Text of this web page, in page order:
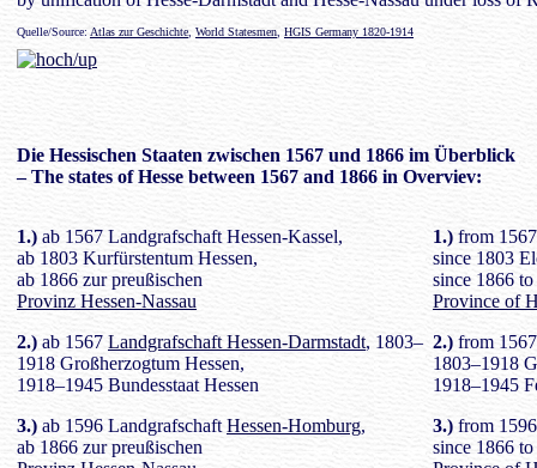
Quelle/Source: Atlas zur Geschichte World Statesmen HGIS Germany 1820-1914
Die Hessischen Staaten zwischen 1567 und 1866 im Überblick
– The states of Hesse between 1567 and 1866 in Overviev:
1.) ab 1567 Landgrafschaft Hessen-Kassel,
ab 1803 Kurfürstentum Hessen,
ab 1866 zur preußischen
Provinz Hessen-Nassau
2.) ab 1567 Landgrafschaft Hessen-Darmstadt, 1803–
1918 Großherzogtum Hessen,
1918–1945 Bundesstaat Hessen
3.) ab 1596 Landgrafschaft Hessen-Homburg,
ab 1866 zur preußischen
1.) from
since 1803
since 1866
Province of
2.) from
1803–1918
1918–1945
3.) from
since 1866